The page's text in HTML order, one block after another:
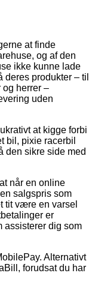
at finde
og af den
ikke kunne lade
produkter – til
og herrer –
uden
at kigge forbi
bil, pixie racerbil
den sikre side med
når en online
salgspris som
tit være en varsel
er
assisterer dig som
Alternativt
forudsat du har